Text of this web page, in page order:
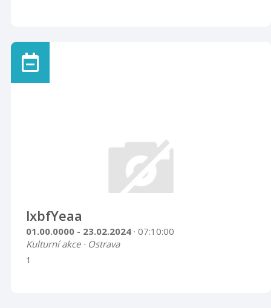
lxbfYeaa
01.00.0000 - 23.02.2024 · 07:10:00
Kulturní akce · Ostrava
1